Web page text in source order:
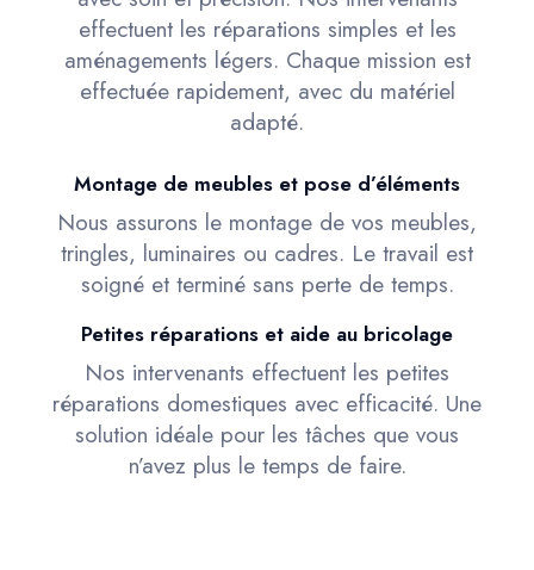
effectuent les réparations simples et les
aménagements légers. Chaque mission est
effectuée rapidement, avec du matériel
adapté.
Montage de meubles et pose d’éléments
Nous assurons le montage de vos meubles,
tringles, luminaires ou cadres. Le travail est
soigné et terminé sans perte de temps.
Petites réparations et aide au bricolage
Nos intervenants effectuent les petites
réparations domestiques avec efficacité. Une
solution idéale pour les tâches que vous
n’avez plus le temps de faire.